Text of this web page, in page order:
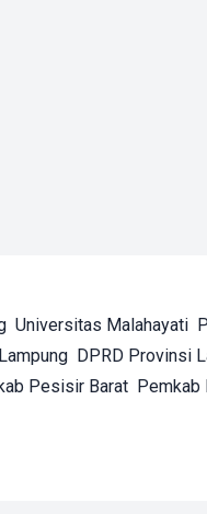
Universitas Malahayati
DPRD Provinsi
Pesisir Barat Pemkab